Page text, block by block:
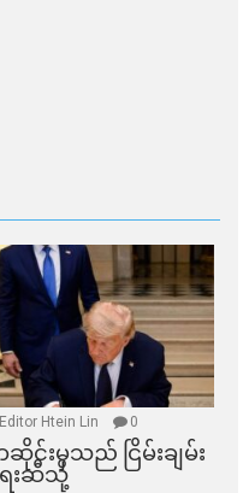
Editor Htein Lin 0
ဆိုင်းမှသည် ငြိမ်းချမ်း
းဆီသို့